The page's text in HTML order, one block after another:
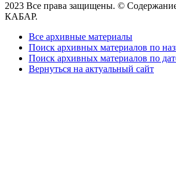
2023 Все права защищены. ©
КАБАР.
Все архивные материалы
Поиск архивных материалов по
Поиск архивных материалов по
Вернуться на актуальный сайт